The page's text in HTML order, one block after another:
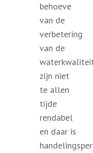
behoeve
van de
verbetering
van de
zijn niet
te allen
tijde
rendabel
en daar is